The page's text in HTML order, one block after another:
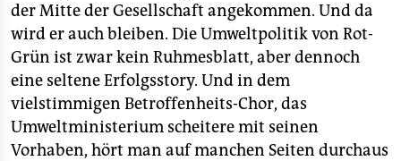
der Mitte der Gesellschaft angekommen. Und da
wird er auch bleiben. Die Umweltpolitik von Rot-
Grün ist zwar kein Ruhmesblatt, aber dennoch
eine seltene Erfolgsstory. Und in dem
vielstimmigen Betroffenheits-Chor, das
Umweltministerium scheitere mit seinen
Vorhaben, hört man auf manchen Seiten durchaus